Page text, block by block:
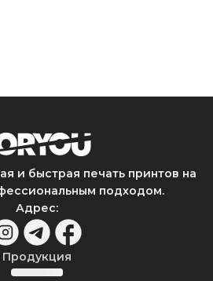
и быстрая печать принтов на
подходом.
Адрес:
Продукция